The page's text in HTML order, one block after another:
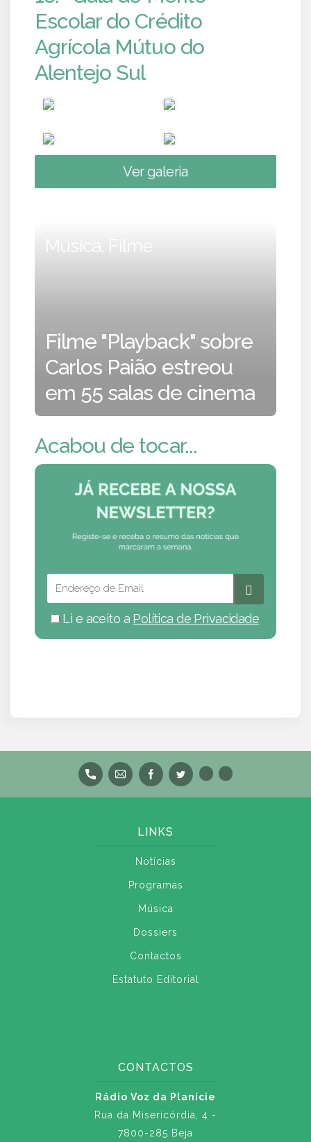
Escolar do Crédito
Agrícola Mútuo do
Alentejo Sul
Ver galeria
Música, Filme
Filme "Playback" sobre
Carlos Paião estreou
em 55 salas de cinema
Acabou de tocar...
Li e aceito a Política de Privacidade
LINKS
Notícias
Programas
Música
Dossiers
Contactos
Estatuto Editorial
CONTACTOS
Rádio Voz da Planície
Rua da Misericórdia, 4 -
7800-285 Beja